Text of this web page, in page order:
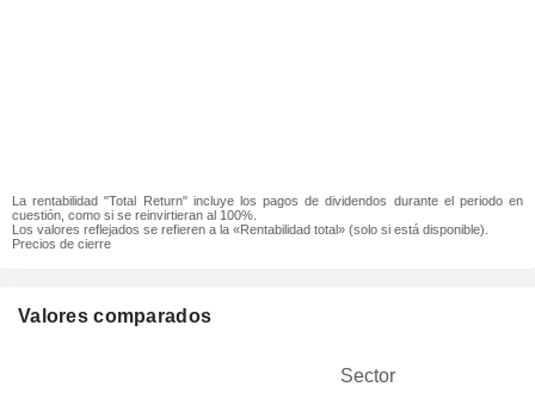
La rentabilidad "Total Return" incluye los pagos de dividendos durante el periodo en
cuestión, como si se reinvirtieran al 100%.
Los valores reflejados se refieren a la «Rentabilidad total» (solo si está disponible).
Precios de cierre
Valores comparados
Sector